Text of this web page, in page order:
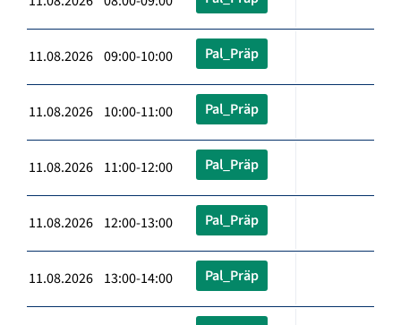
11.08.2026 09:00-10:00 Pal_Präp
11.08.2026 10:00-11:00 Pal_Präp
11.08.2026 11:00-12:00 Pal_Präp
11.08.2026 12:00-13:00 Pal_Präp
11.08.2026 13:00-14:00 Pal_Präp